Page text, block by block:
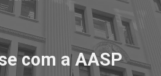
com a AASP